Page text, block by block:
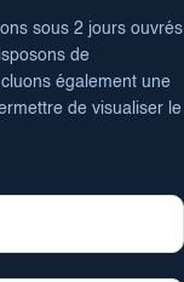
sous 2 jours ouvrés
de
également une
de visualiser le